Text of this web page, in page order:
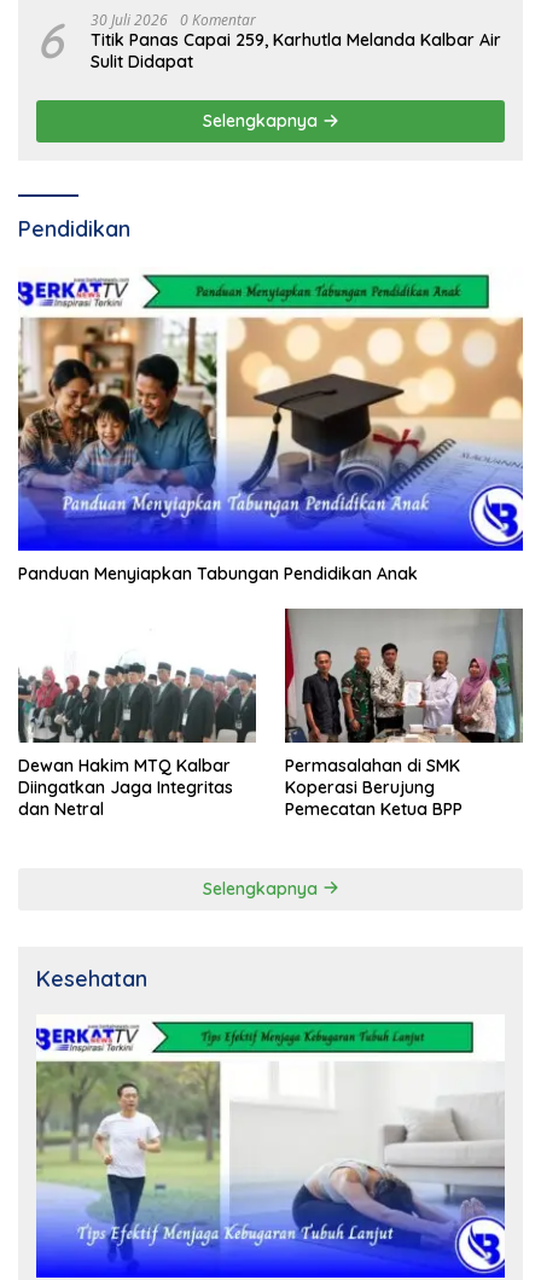
6 30 Juli 2026 0 Komentar
Titik Panas Capai 259, Karhutla Melanda Kalbar Air
Sulit Didapat
Selengkapnya
Pendidikan
Panduan Menyiapkan Tabungan Pendidikan Anak
Dewan Hakim MTQ Kalbar
Diingatkan Jaga Integritas
dan Netral
Permasalahan di SMK
Koperasi Berujung
Pemecatan Ketua BPP
Selengkapnya
Kesehatan